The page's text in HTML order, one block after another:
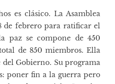
es clásico. La Asamblea
de febrero para ratificar el
paz se compone de 450
de 850 miembros. Ella
Gobierno. Su programa
poner fin a la guerra pero